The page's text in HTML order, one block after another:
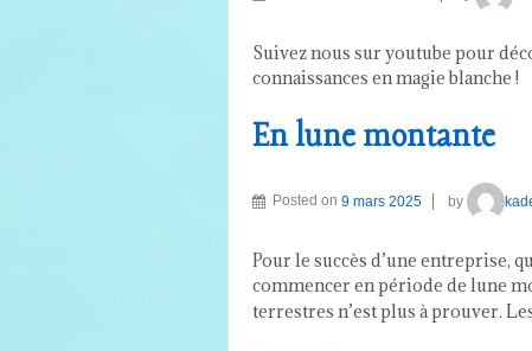
Suivez nous sur youtube pour
connaissances en magie blanche !
En lune montante
Posted on 9 mars 2025 by
Pour le succès d’une entreprise,
commencer en période de lune
terrestres n’est plus à prouver.